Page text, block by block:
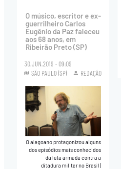
O músico, escritor e ex-
guerrilheiro Carlos
Eugênio da Paz faleceu
aos 68 anos, em
Ribeirão Preto (SP)
30.JUN.2019 - 09:09
SÃO PAULO (SP)
REDAÇÃO
O alagoano protagonizou alguns
dos episódios mais conhecidos
da luta armada contra a
ditadura militar no Brasil|